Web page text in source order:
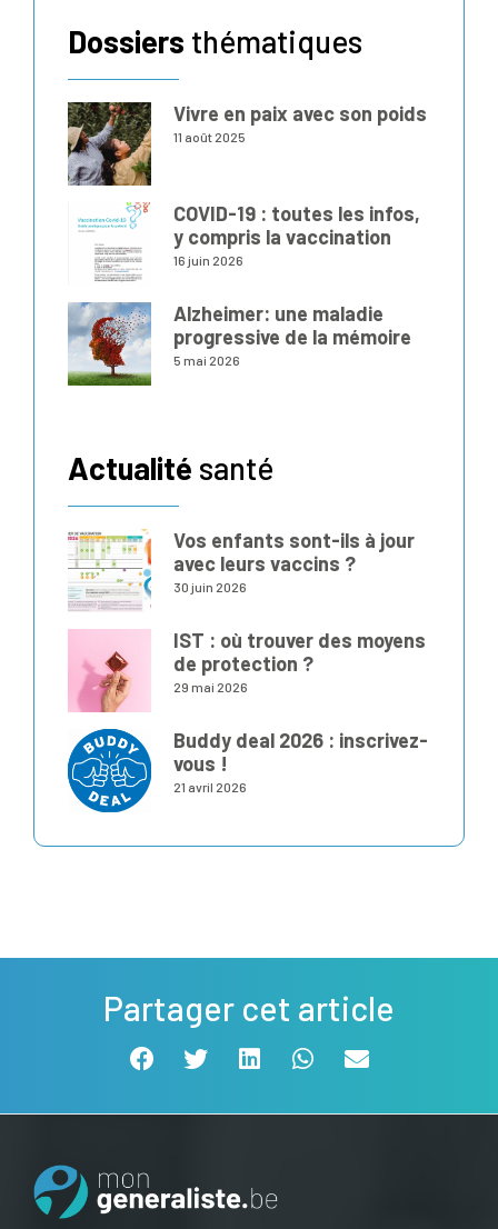
Dossiers thématiques
Vivre en paix avec son poids
11 août 2025
COVID-19 : toutes les infos,
y compris la vaccination
16 juin 2026
Alzheimer: une maladie
progressive de la mémoire
5 mai 2026
Actualité santé
Vos enfants sont-ils à jour
avec leurs vaccins ?
30 juin 2026
IST : où trouver des moyens
de protection ?
29 mai 2026
Buddy deal 2026 : inscrivez-
vous !
21 avril 2026
Partager cet article